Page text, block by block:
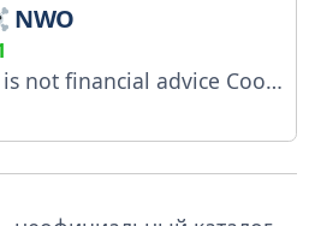
NWO
Trade. This is not financial advice Cooperation: @Crypto_NWO Manager: @dam_traffic @LeAdsNeo Youtube.com/@CryptoNWO collab